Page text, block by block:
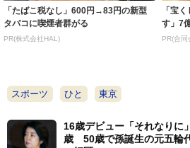
「たばこ税なし」600円→83円の新型
タバコに喫煙者群がる
PR(株式会社HAL)
「宝
す」7
PR(合同
スポーツ ひと 東京
16歳デビュー「それなりに
歳 50歳で孫誕生の元五輪